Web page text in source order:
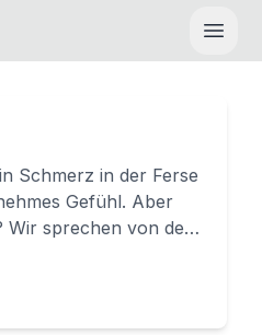
Schmerz in der Ferse
Gefühl. Aber
Wir sprechen von dem
ein...